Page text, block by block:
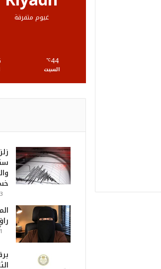
غيوم متفرقة
44
℃
السبت
3 أغسطس، 2026
1 أغسطس، 2026